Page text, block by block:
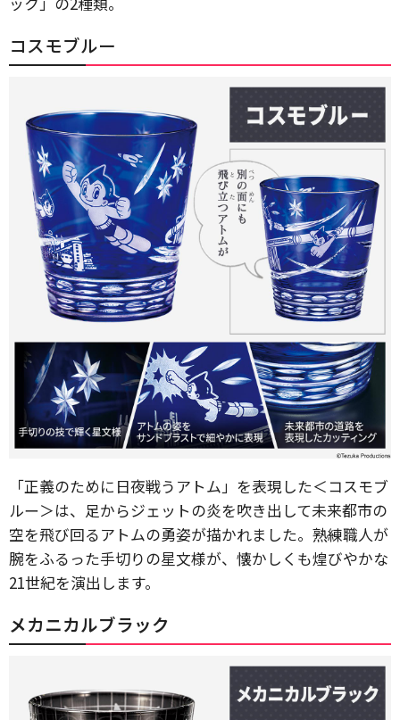
コスモブルー
「正義のために日夜戦うアトム」を表現した＜コスモブ
ルー＞は、足からジェットの炎を吹き出して未来都市の
空を飛び回るアトムの勇姿が描かれました。熟練職人が
腕をふるった手切りの星文様が、懐かしくも煌びやかな
21世紀を演出します。
メカニカルブラック